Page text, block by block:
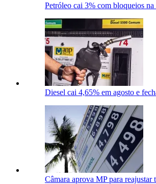
Petróleo cai 3% com bloqueios
Diesel cai 4,65% em agosto e
Câmara aprova MP para